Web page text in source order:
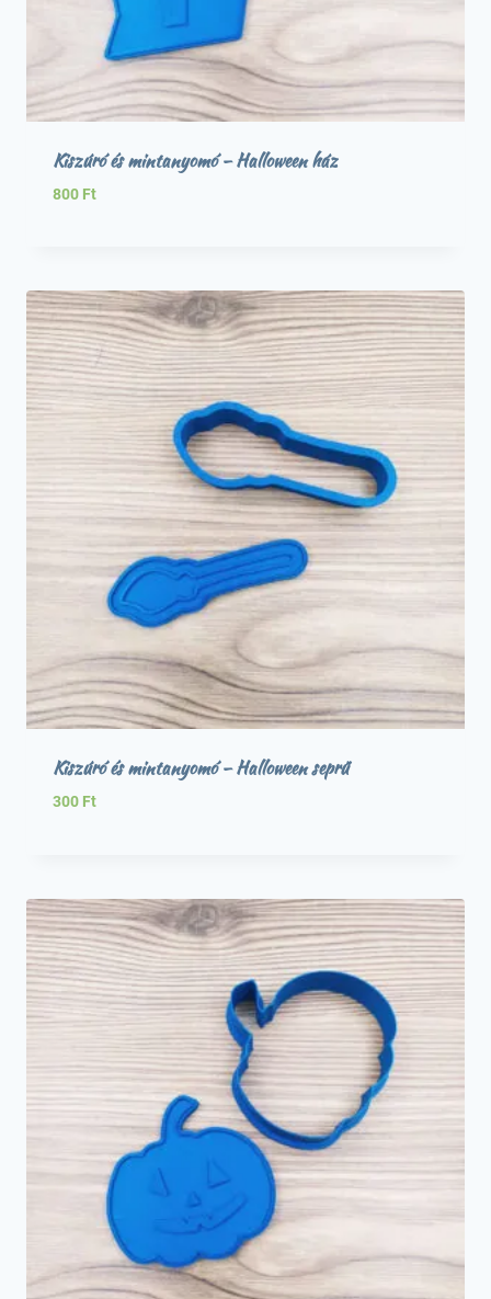
Kiszúró és mintanyomó – Halloween ház
800 Ft
Kiszúró és mintanyomó – Halloween seprű
300 Ft